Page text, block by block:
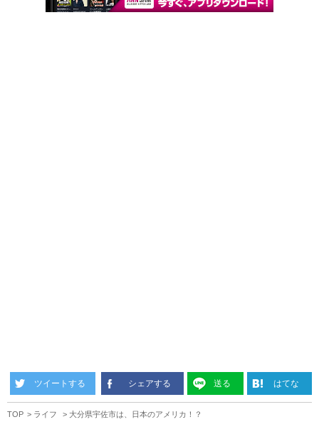
ツイートする シェアする 送る はてな
TOP ライフ 大分県宇佐市は、日本のアメリカ！？